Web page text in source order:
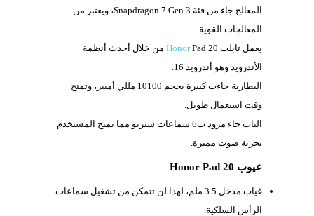
المعالج جاء من فئة
Snapdragon 7 Gen 3، ويعتبر من
المعالجات القوية.
يعمل تابلت
HonorPad 20 من خلال أحدث أنظمة
الأندرويد وهو أندرويد 16.
البطارية جاءت كبيرة بحجم
10100 مللي أمبير، وتمنح
وقت استعمال طويل.
التاب جاء مزود ب6 سماعات ستريو مما يمنح المستخدم
تجربة صوت مميزة.
عيوب Honor Pad 20
غياب مدخل
3.5 ملم، لهذا لن تتمكن من تشغيل سماعات
الرأس السلكية.